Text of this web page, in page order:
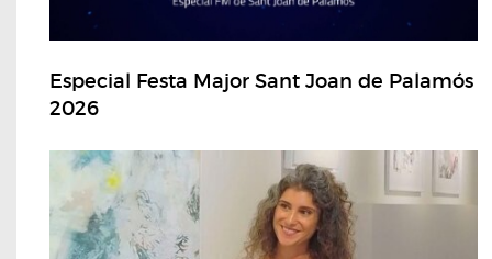
Especial Festa Major Sant Joan de Palamós
2026